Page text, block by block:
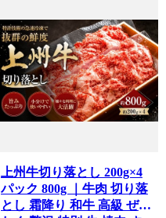
上州牛切り落とし 200g×4
パック 800g ｜牛肉 切り落
とし 霜降り 和牛 高級 ぜい